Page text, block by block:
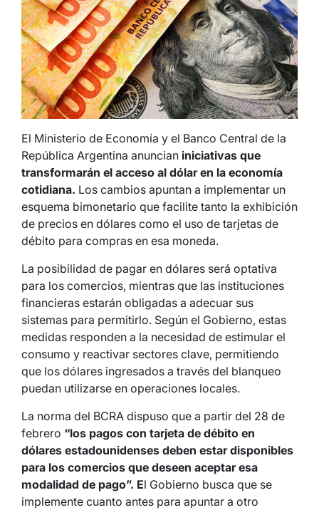
El Ministerio de Economía y el Banco Central de la
República Argentina anuncian iniciativas que
transformarán el acceso al dólar en la economía
cotidiana. Los cambios apuntan a implementar un
esquema bimonetario que facilite tanto la exhibición
de precios en dólares como el uso de tarjetas de
débito para compras en esa moneda.
La posibilidad de pagar en dólares será optativa
para los comercios, mientras que las instituciones
financieras estarán obligadas a adecuar sus
sistemas para permitirlo. Según el Gobierno, estas
medidas responden a la necesidad de estimular el
consumo y reactivar sectores clave, permitiendo
que los dólares ingresados a través del blanqueo
puedan utilizarse en operaciones locales.
La norma del BCRA dispuso que a partir del 28 de
febrero “los pagos con tarjeta de débito en
dólares estadounidenses deben estar disponibles
para los comercios que deseen aceptar esa
modalidad de pago”. El Gobierno busca que se
implemente cuanto antes para apuntar a otro